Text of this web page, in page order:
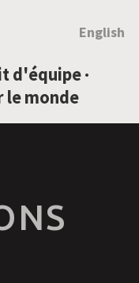
d'équipe ·
le monde
English